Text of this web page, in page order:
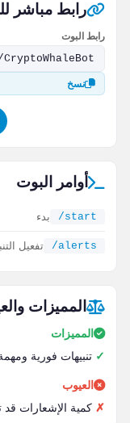
رابط مباشر
رابط البوت
نسخ
أوامر البوت
/start بدء
/alerts تفعيل
المميزات
المميزات
تنبيهات فورية
العيوب
كمية الإشعارات